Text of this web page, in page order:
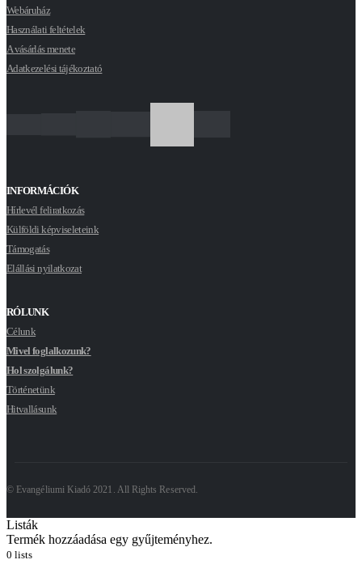
Webáruház
Használati feltételek
A vásárlás menete
Adatkezelési tájékoztató
INFORMÁCIÓK
Hírlevél feliratkozás
Külföldi képviseleteink
Támogatás
Elállási nyilatkozat
RÓLUNK
Célunk
Mivel foglalkozunk?
Hol szolgálunk?
Történetünk
Hitvallásunk
© Evangéliumi Kiadó 2021. All Rights Reserved.
Listák
Termék hozzáadása egy gyűjteményhez.
0 lists